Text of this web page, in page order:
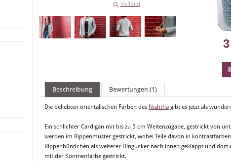
Vollbild
Beschreibung Bewertungen (1)
Die beliebten orientalischen Farben des Nishtha gibt es jetzt als
Ein schlichter Cardigan mit bis zu 5 cm Weitenzugabe, gestrickt von
werden im Rippenmuster gestrickt, wobei Teile davon in
Rippenbündchen als weiterer Hingucker nach innen geklappt und
mit der Kontrastfarbe gestrickt.